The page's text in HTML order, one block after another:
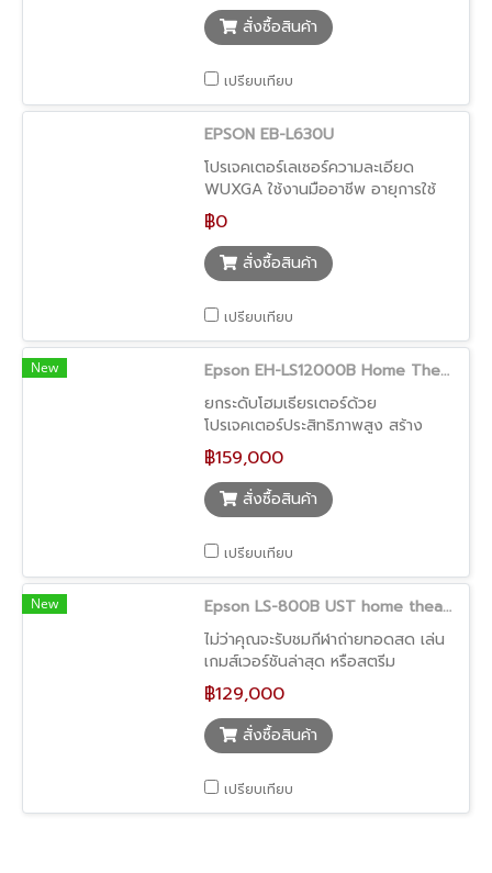
สั่งซื้อสินค้า
เปรียบเทียบ
EPSON EB-L630U
โปรเจคเตอร์เลเซอร์ความละเอียด
WUXGA ใช้งานมืออาชีพ อายุการใช้
งานยาวนาน
฿0
สั่งซื้อสินค้า
เปรียบเทียบ
New
Epson EH-LS12000B Home Theatre 4K 3LCD Laser Projector
ยกระดับโฮมเธียรเตอร์ด้วย
โปรเจคเตอร์ประสิทธิภาพสูง สร้าง
ประสบการณ์การชมภาพยนตร์จากโรง
ภาพยนตร์ที่ทันสมัยสู่บ้านคุณ ด้วย
เอปสันโปรเจคเตอร์ EH-LS12000B
ที่มาพร้อมเทคโนโลยีการฉายภาพด้วย
ละเอียดระดับ 4K2 และรองรับ
HDR10+3 มอบภาพฉายที่สวยงาม คม
ชัด ให้ความสว่างของสีที่ดีเยี่ยม เพิ่ม
ประสิทธิภาพ ด้วยช่วงสีที่กว้างขึ้น
ตั้งแต่สีดำสนิทไปจนถึงสีที่สว่างสดใส
เพื่อให้ภาพคมชัด สมจริงในทุกการฉาย
฿159,000
สั่งซื้อสินค้า
เปรียบเทียบ
New
Epson LS-800B UST home theatre projector
ไม่ว่าคุณจะรับชมกีฬาถ่ายทอดสด เล่น
เกมส์เวอร์ชันล่าสุด หรือสตรีม
ภาพยนตร์เรื่องโปรด เอปสัน
โปรเจคเตอร์ EpiqVision Ultra EH-
LS800B สามารถฉายภาพบนหน้าจอ
ขนาดใหญ่ได้อย่างน่าอัศจรรย์ ให้ความ
หน้าจอสูงสุด 150 นิ้ว มาพร้อม
ฟังก์ชัน Android TV3 และคุณภาพ
฿129,000
สั่งซื้อสินค้า
เปรียบเทียบ